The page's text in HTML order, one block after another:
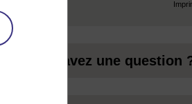
Vous avez une question